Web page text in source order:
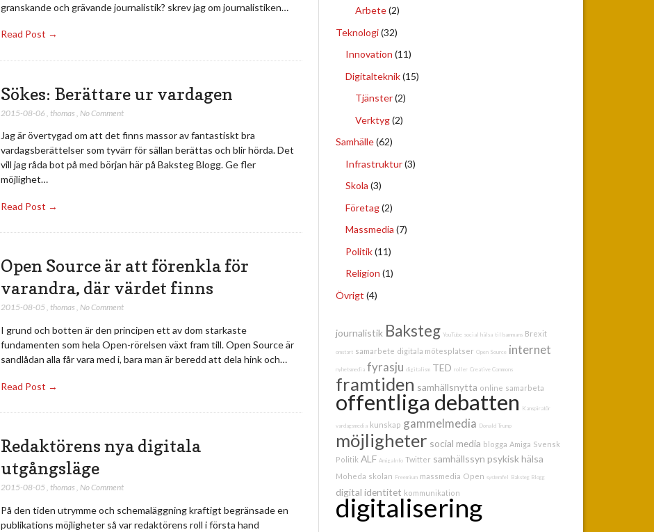
granskande och grävande journalistik? skrev jag om journalistiken…
Read Post →
Sökes: Berättare ur vardagen
2015-08-06 thomas No Comment
Jag är övertygad om att det finns massor av fantastiskt bra
vardagsberättelser som tyvärr för sällan berättas och blir hörda. Det
vill jag råda bot på med början här på Baksteg Blogg. Ge fler
möjlighet…
Read Post →
Open Source är att förenkla för
varandra, där värdet finns
2015-08-05 , thomas , No Comment
I grund och botten är den principen ett av dom starkaste
fundamenten som hela Open-rörelsen växt fram till. Open Source är
sandlådan alla får vara med i, bara man är beredd att dela hink och…
Read Post →
Redaktörens nya digitala
utgångsläge
2015-08-05 , thomas , No Comment
På den tiden utrymme och schemaläggning kraftigt begränsade en
publikations möjligheter så var redaktörens roll i första hand
Arbete(2)
Teknologi(32)
Innovation (11)
Digitalteknik(15)
Tjänster(2)
Verktyg(2)
Samhälle(62)
Infrastruktur(3)
Skola (3)
Företag(2)
Massmedia (7)
Politik(11)
Religion (1)
Övrigt (4)
journalistik Baksteg YouTube social hälsa tillsammans Brexit
omstart samarbete digitala mötesplatser Open Source internet
nyhetsmedia fyrasju digitalism TED roller Creative Commons
framtiden samhällsnytta online samarbeta
offentliga debatten Kanspiratör
vardagsmedia kunskap gammelmedia Donald Trump
möjligheter social media blogga Amiga Svensk
Politik ALF AmigaInfo Twitter samhällssyn psykisk hälsa
Moheda skolan Freemium massmedia Open systemfel Baksteg Blogg
digital identitet kommunikation
digitalisering